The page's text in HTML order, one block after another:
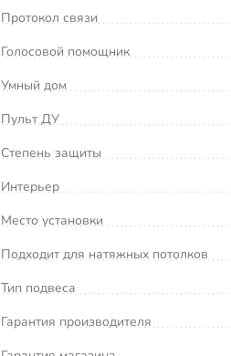
Протокол связи
Голосовой помощник
Умный дом
Пульт ДУ
Степень защиты
Интерьер
Место установки
Подходит для натяжных потолков
Тип подвеса
Гарантия производителя